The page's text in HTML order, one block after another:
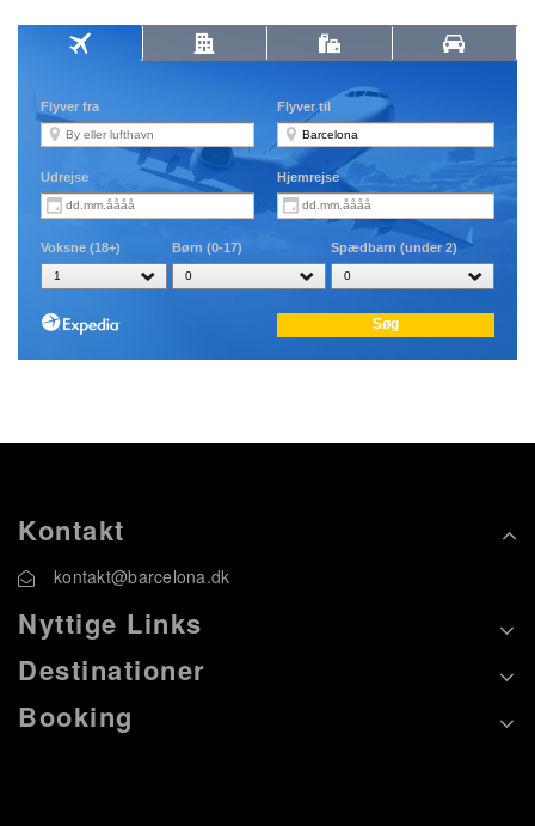
Kontakt
kontakt@barcelona.dk
Nyttige Links
Destinationer
Booking